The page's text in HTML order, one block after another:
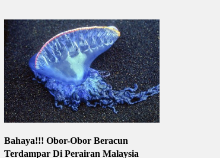
Bahaya!!! Obor-Obor Beracun
Terdampar Di Perairan Malaysia